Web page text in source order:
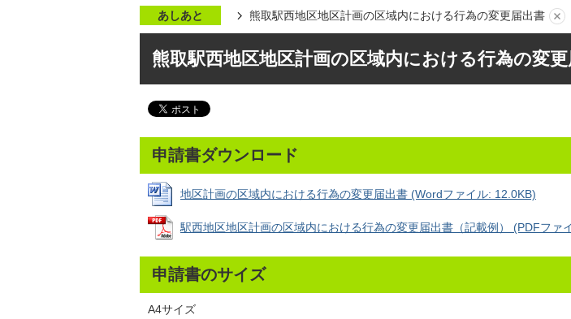
あしあと 熊取駅西地区地区計画の区域内における行為の変更届出書
熊取駅西地区地区計画の区域内における行為の変
申請書ダウンロード
地区計画の区域内における行為の変更届出書 (Wordファイル: 12.0KB)
駅西地区地区計画の区域内における行為の変更届出書（記載例） (PDFファ
申請書のサイズ
A4サイズ